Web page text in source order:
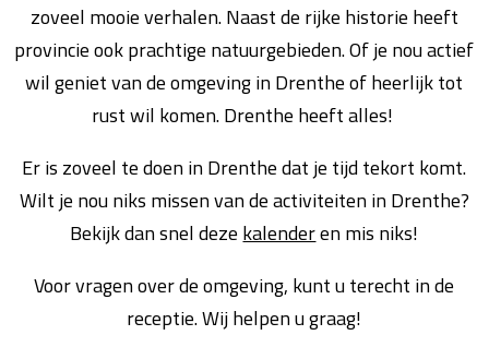
zoveel mooie verhalen. Naast de rijke historie heeft
provincie ook prachtige natuurgebieden. Of je nou actief
wil geniet van de omgeving in Drenthe of heerlijk tot
rust wil komen. Drenthe heeft alles!
Er is zoveel te doen in Drenthe dat je tijd tekort komt.
Wilt je nou niks missen van de activiteiten in Drenthe?
Bekijk dan snel deze kalenderen mis niks!
Voor vragen over de omgeving, kunt u terecht in de
receptie. Wij helpen u graag!